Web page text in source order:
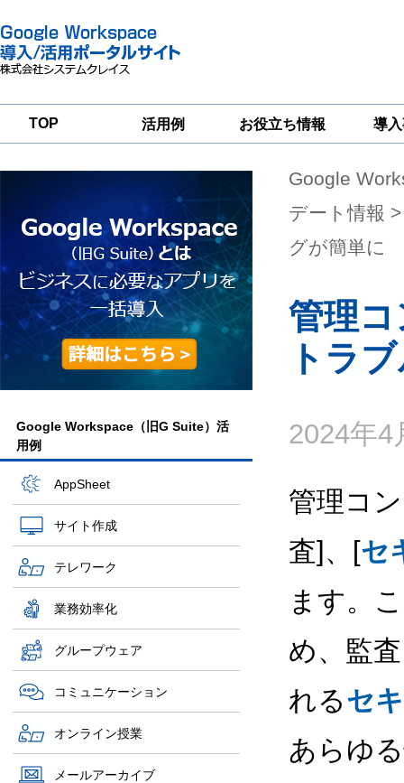
TOP 活用例 お役立ち情報
一
導
グループウェア
移行支援
Google
Workspace
セキュリティ
対策サービス
Google Workspace（旧G Suite）活
用例
AppSheet
サイト作成
テレワーク
業務効率化
グループウェア
コミュニケーション
オンライン授業
メールアーカイブ
Google
デート情報
グが簡単に
管理
トラ
2024年4
管理コ
査]、[セ
ます。
め、監
れるセ
あらゆ